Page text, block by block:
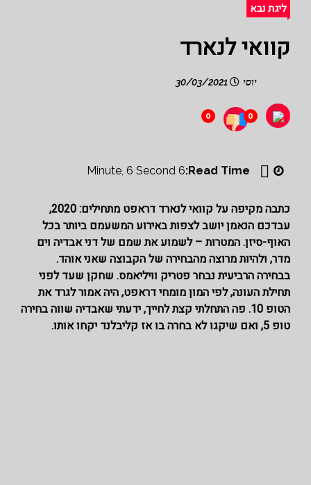
ליגת נבא
קוואי לנארד
יוסי
0
0
Read Time:
6 Minute, 6 Second
כתבה מקיפה על קוואי לנארד דראפט מתחילים: 2020,
עבדכם הנאמן יושב לצפות באירוע המשעמם ביותר בכל
האוף-סיזן. המטרות – לשמוע את שמם של דני אבדיה וים
מדר, ולהיות מרוצה מהבחירה של הקבוצה שאני אוהד.
בבחירה הרביעית נבחר פטריק וויליאמס. שחקן שעד לפני
תחילת העונה, לפי המון מומחי דראפט, היה אמור לגרד את
הטופ 10. פה התחלתי קצת לחייך, ידעתי שאבדיה שווה בחירה
טופ 5, ואם שיקגו לא בחרה בו אז קליבלנד יקחו אותו.